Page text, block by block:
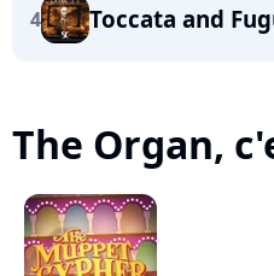
4 Toccata and
The Organ,